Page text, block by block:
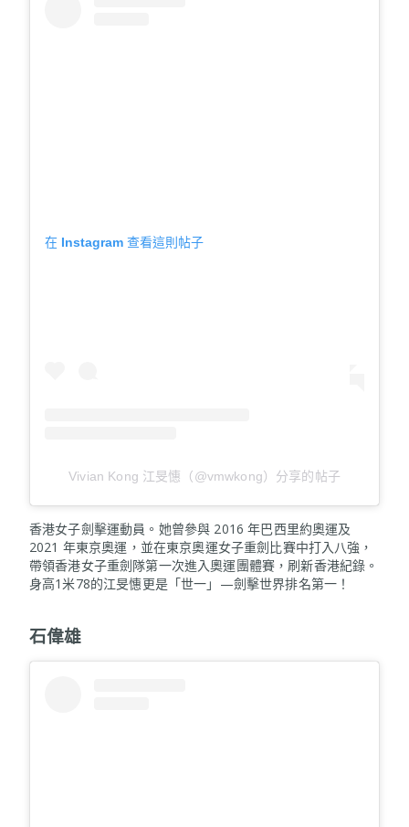
在 Instagram 查看這則帖子
Vivian Kong 江旻憓（@vmwkong）分享的帖子
香港女子劍擊運動員。她曾參與 2016 年巴西里約奧運及
2021 年東京奧運，並在東京奧運女子重劍比賽中打入八強，
帶領香港女子重劍隊第一次進入奧運團體賽，刷新香港紀錄。
身高1米78的江旻憓更是「世一」—劍擊世界排名第一！
石偉雄